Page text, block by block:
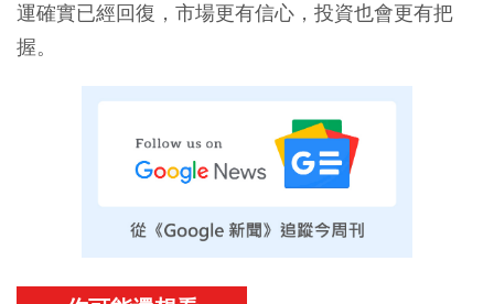
運確實已經回復，市場更有信心，投資也會更有把
握。